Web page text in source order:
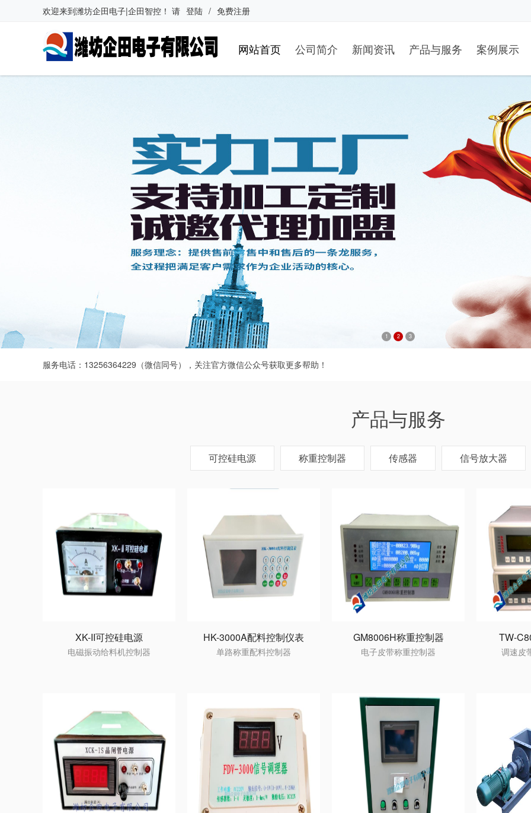
欢迎来到潍坊企田电子|企田智控 ！ 请 登陆 / 免费注册
网站首页 公司简介 新闻资讯 产品与服务 案例展示
1 2 3
服务电话：13256364229（微信同号），关注官方微信公众号获取更多帮助！
产品与服务
可控硅电源 称重控制器 传感器 信号放大器
XK-II可控硅电源
电磁振动给料机控制器
HK-3000A配料控制仪表
单路称重配料控制器
GM8006H称重控制器
电子皮带称重控制器
TW-
调速皮